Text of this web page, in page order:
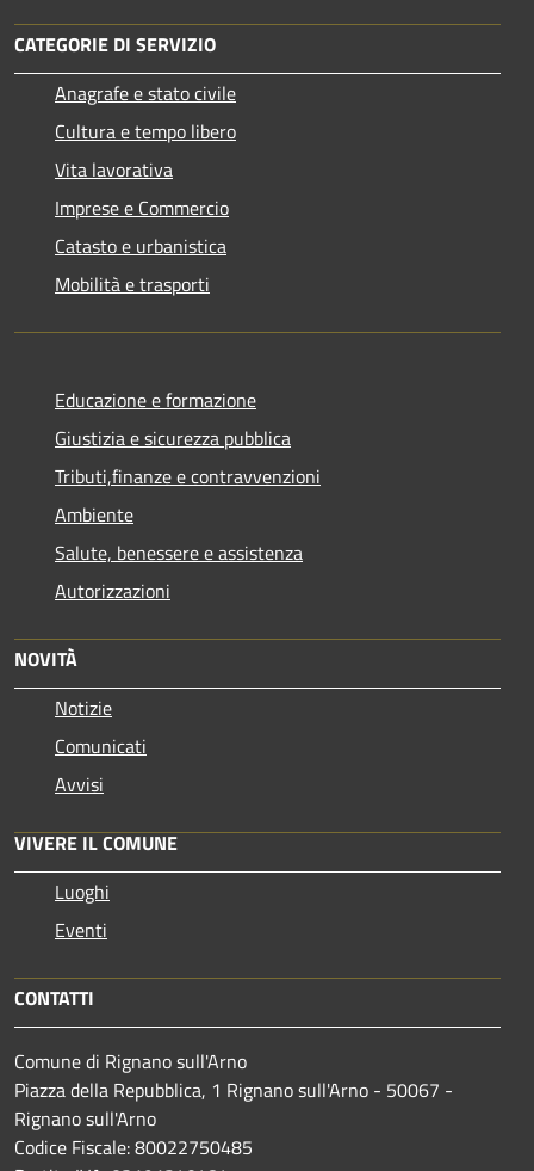
CATEGORIE DI SERVIZIO
Anagrafe e stato civile
Cultura e tempo libero
Vita lavorativa
Imprese e Commercio
Catasto e urbanistica
Mobilità e trasporti
Educazione e formazione
Giustizia e sicurezza pubblica
Tributi,finanze e contravvenzioni
Ambiente
Salute, benessere e assistenza
Autorizzazioni
NOVITÀ
Notizie
Comunicati
Avvisi
VIVERE IL COMUNE
Luoghi
Eventi
CONTATTI
Comune di Rignano sull'Arno
Piazza della Repubblica, 1 Rignano sull'Arno - 50067 -
Rignano sull'Arno
Codice Fiscale: 80022750485